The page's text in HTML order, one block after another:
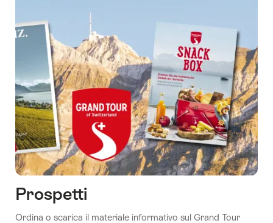
Prospetti
Ordina o scarica il materiale informativo sul Grand Tour